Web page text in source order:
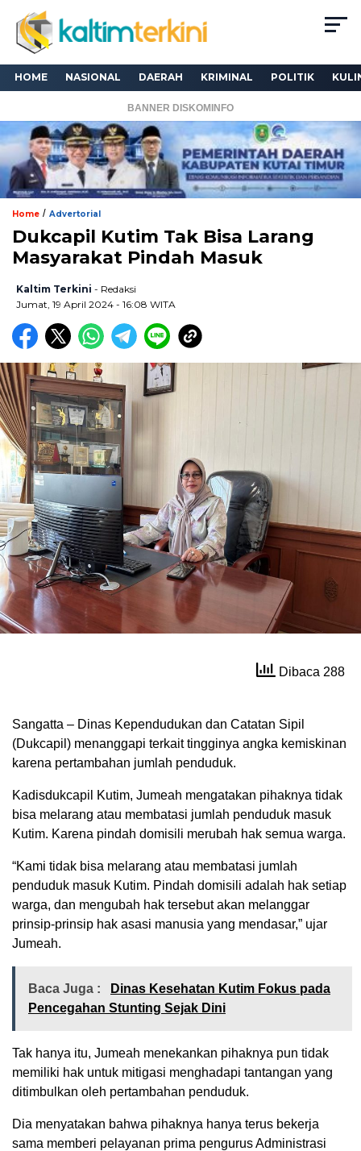
HOME NASIONAL DAERAH KRIMINAL POLITIK
BANNER DISKOMINFO
Home / Advertorial
Dukcapil Kutim Tak Bisa Larang
Masyarakat Pindah Masuk
Kaltim Terkini - Redaksi
Jumat, 19 April 2024 - 16:08 WITA
Dibaca 288
Sangatta – Dinas Kependudukan dan Catatan Sipil
(Dukcapil) menanggapi terkait tingginya angka kemiskinan
karena pertambahan jumlah penduduk.
Kadisdukcapil Kutim, Jumeah mengatakan pihaknya tidak
bisa melarang atau membatasi jumlah penduduk masuk
Kutim. Karena pindah domisili merubah hak semua warga.
“Kami tidak bisa melarang atau membatasi jumlah
penduduk masuk Kutim. Pindah domisili adalah hak setiap
warga, dan mengubah hak tersebut akan melanggar
prinsip-prinsip hak asasi manusia yang mendasar,” ujar
Jumeah.
Baca Juga :
Dinas Kesehatan Kutim Fokus pada
Pencegahan Stunting Sejak Dini
Tak hanya itu, Jumeah menekankan pihaknya pun tidak
memiliki hak untuk mitigasi menghadapi tantangan yang
ditimbulkan oleh pertambahan penduduk.
Dia menyatakan bahwa pihaknya hanya terus bekerja
sama memberi pelayanan prima pengurus Administrasi